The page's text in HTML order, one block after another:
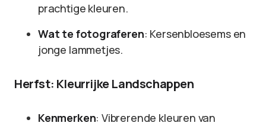
prachtige kleuren.
Wat te fotograferen: Kersenbloesems en
jonge lammetjes.
Herfst: Kleurrijke Landschappen
Kenmerken: Vibrerende kleuren van